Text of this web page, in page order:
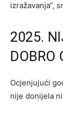
izražavanja“,
2025.
DOBRO
Ocjenjujući
nije donijela